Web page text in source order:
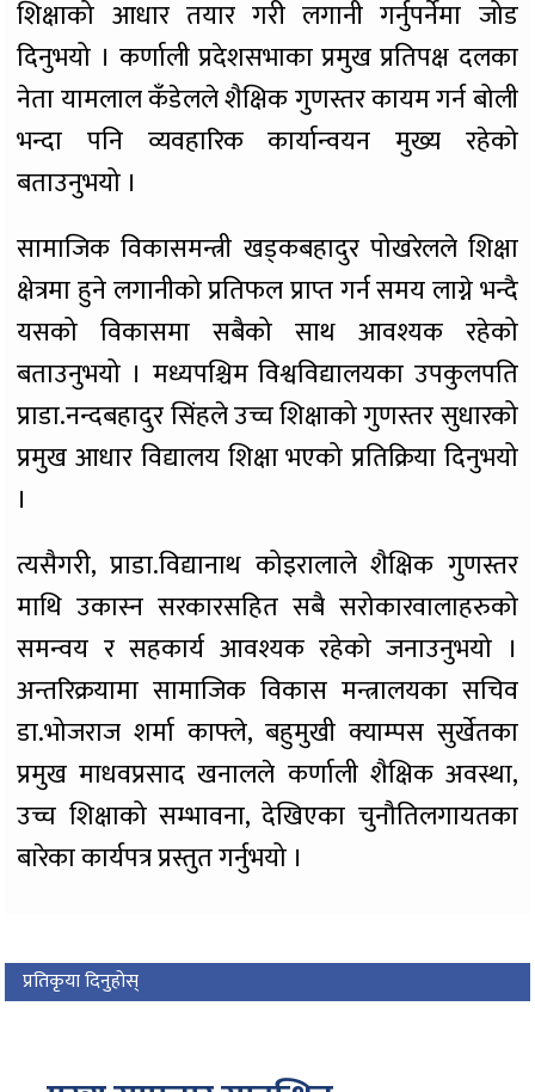
शिक्षाको आधार तयार गरी लगानी गर्नुपर्नेमा जोड
दिनुभयो । कर्णाली प्रदेशसभाका प्रमुख प्रतिपक्ष दलका
नेता यामलाल कँडेलले शैक्षिक गुणस्तर कायम गर्न बोली
भन्दा पनि व्यवहारिक कार्यान्वयन मुख्य रहेको
बताउनुभयो ।
सामाजिक विकासमन्त्री खड्कबहादुर पोखरेलले शिक्षा
क्षेत्रमा हुने लगानीको प्रतिफल प्राप्त गर्न समय लाग्ने भन्दै
यसको विकासमा सबैको साथ आवश्यक रहेको
बताउनुभयो । मध्यपश्चिम विश्वविद्यालयका उपकुलपति
प्राडा.नन्दबहादुर सिंहले उच्च शिक्षाको गुणस्तर सुधारको
प्रमुख आधार विद्यालय शिक्षा भएको प्रतिक्रिया दिनुभयो
।
त्यसैगरी, प्राडा.विद्यानाथ कोइरालाले शैक्षिक गुणस्तर
माथि उकास्न सरकारसहित सबै सरोकारवालाहरुको
समन्वय र सहकार्य आवश्यक रहेको जनाउनुभयो ।
अन्तरिक्रयामा सामाजिक विकास मन्त्रालयका सचिव
डा.भोजराज शर्मा काफ्ले, बहुमुखी क्याम्पस सुर्खेतका
प्रमुख माधवप्रसाद खनालले कर्णाली शैक्षिक अवस्था,
उच्च शिक्षाको सम्भावना, देखिएका चुनौतिलगायतका
बारेका कार्यपत्र प्रस्तुत गर्नुभयो ।
प्रतिकृया दिनुहोस्